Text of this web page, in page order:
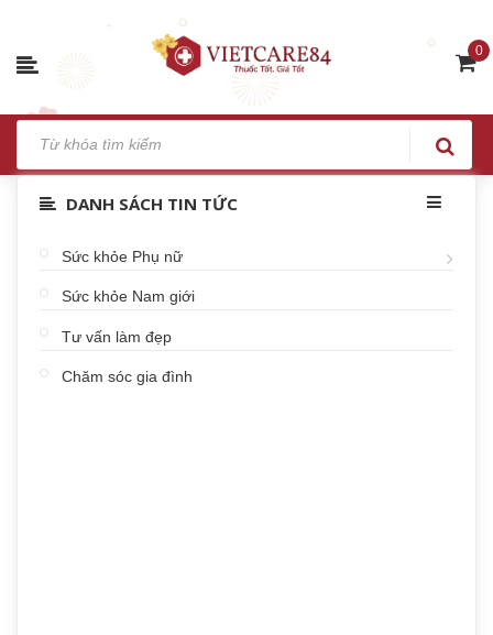
0
DANH SÁCH TIN TỨC
Sức khỏe Phụ nữ
Sức khỏe Nam giới
Tư vấn làm đẹp
Chăm sóc gia đình